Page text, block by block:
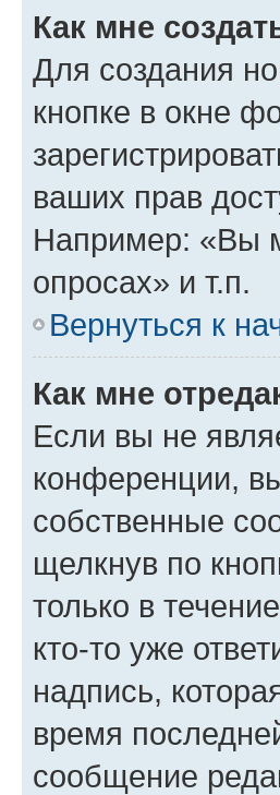
Как мне
Для создания
кнопке в окне
ваших прав
Например: «Вы
опросах» и т.п.
Вернуться к
Как мне
Если вы не
конференции,
собственные
щелкнув по
только в
кто-то уже
надпись,
время
сообщение